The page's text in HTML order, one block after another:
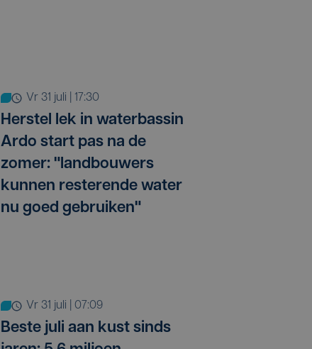
vr 31 juli | 17:30
Herstel lek in waterbassin
Ardo start pas na de
zomer: "landbouwers
kunnen resterende water
nu goed gebruiken"
vr 31 juli | 07:09
Beste juli aan kust sinds